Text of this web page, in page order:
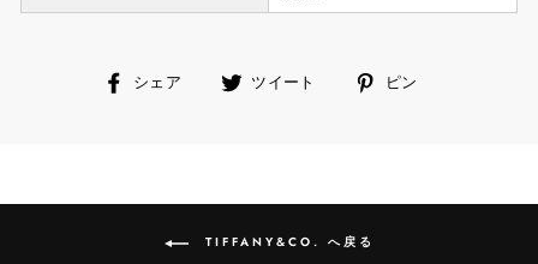
シェア
facebook
る
ツイート ピン
TIFFANY&CO. へ戻る